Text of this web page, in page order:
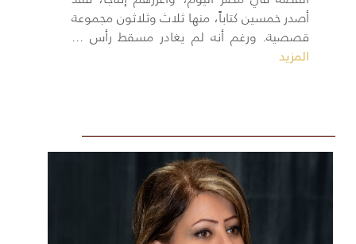
أصدر خمسين كتاباً، منها ثلاث وثلاثون مجموعة
قصصية. ورغم أنه لم يغادر مسقط رأس ...
المزيد